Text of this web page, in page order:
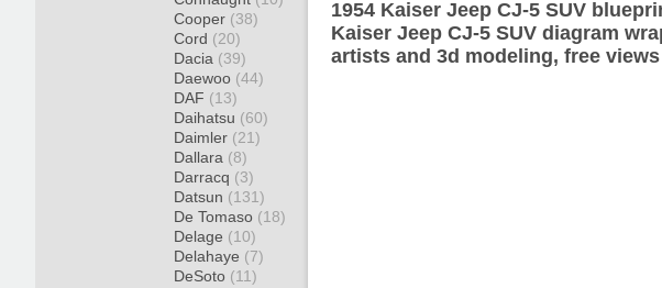
Cooper (38)
Cord (20)
Dacia (39)
Daewoo (44)
DAF (13)
Daihatsu (60)
Daimler (21)
Dallara (8)
Darracq (3)
Datsun (131)
De Tomaso (18)
Delage (10)
Delahaye (7)
DeSoto (11)
1954 Kaiser Jeep CJ-5 SUV
Kaiser Jeep CJ-5 SUV diagram
artists and 3d modeling, free views